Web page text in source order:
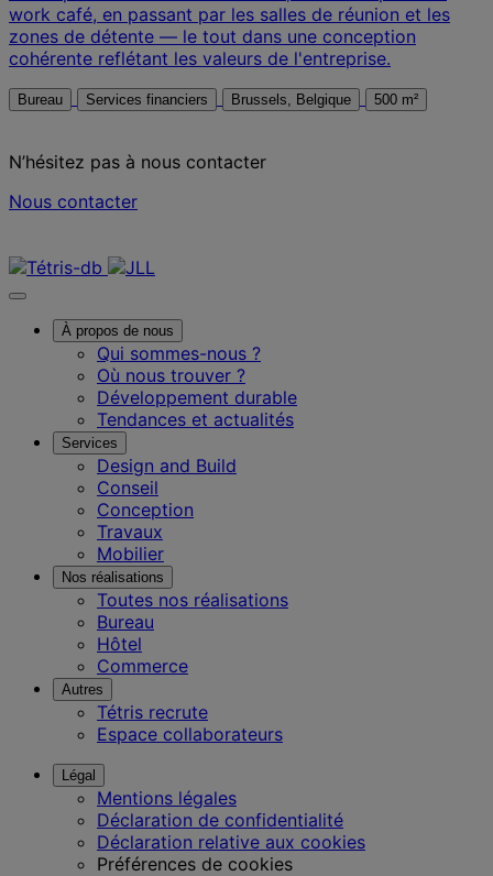
work café, en passant par les salles de réunion et les
zones de détente — le tout dans une conception
cohérente reflétant les valeurs de l'entreprise.
Bureau Services financiers Brussels, Belgique 500 m²
N’hésitez pas à nous contacter
Nous contacter
À propos de nous
Qui sommes-nous ?
Où nous trouver ?
Développement durable
Tendances et actualités
Services
Design and Build
Conseil
Conception
Travaux
Mobilier
Nos réalisations
Toutes nos réalisations
Bureau
Hôtel
Commerce
Autres
Tétris recrute
Espace collaborateurs
Légal
Mentions légales
Déclaration de confidentialité
Déclaration relative aux cookies
Préférences de cookies